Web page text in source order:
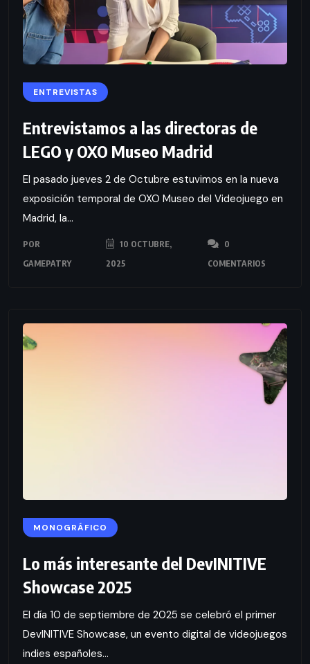
ENTREVISTAS
Entrevistamos a las directoras de
LEGO y OXO Museo Madrid
El pasado jueves 2 de Octubre estuvimos en la nueva
exposición temporal de OXO Museo del Videojuego en
Madrid, la...
POR
GAMEPATRY
10 OCTUBRE,
2025
0
COMENTARIOS
MONOGRÁFICO
Lo más interesante del DevINITIVE
Showcase 2025
El día 10 de septiembre de 2025 se celebró el primer
DevINITIVE Showcase, un evento digital de videojuegos
indies españoles...